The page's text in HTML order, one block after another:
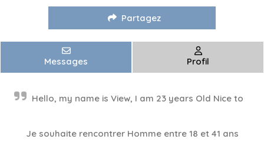
Partagez
Messages Profil
Hello, my name is View, I am 23 years Old Nice to
Je souhaite rencontrer Homme entre 18 et 41 ans